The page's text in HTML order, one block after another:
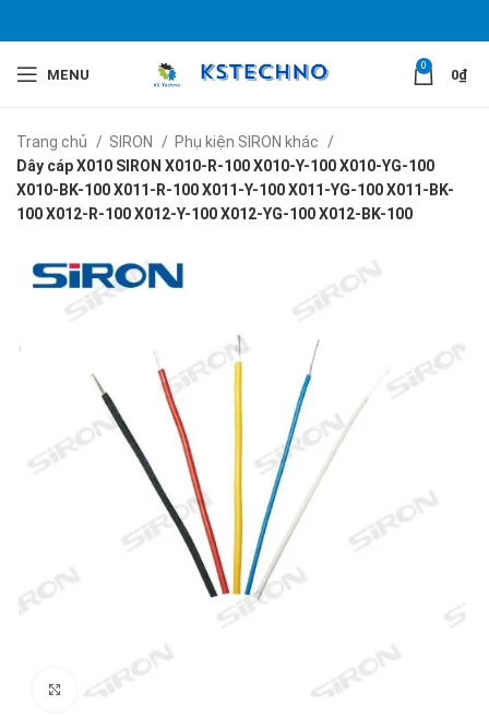
MENU
0
0₫
Trang chủ SIRON
Phụ kiện SIRON khác
Dây cáp X010 SIRON X010-R-100 X010-Y-100 X010-YG-100
X010-BK-100 X011-R-100 X011-Y-100 X011-YG-100 X011-BK-
100 X012-R-100 X012-Y-100 X012-YG-100 X012-BK-100
Click to enlarge